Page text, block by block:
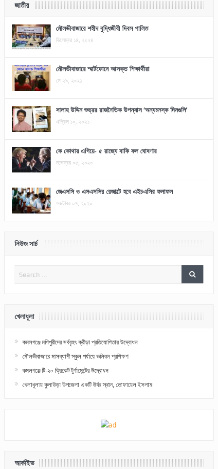
জাতীয়
মৌলভীবাজারে শহীদ বুদ্ধিজীবী দিবস পালিত
ডিসেম্বর ১৪, ২০২৪
মৌলভীবাজারে স্মার্টফোনে আসক্ত শিক্ষার্থীরা
মে ২৯, ২০২১
সালাহ উদ্দিন শুভ্রর রাজনৈতিক উপন্যাস ‘অন্যমনস্ক দিনগুলি’
এপ্রিল ১০, ২০২১
কে কোথায় এগিয়ে- ৫ রাজ্যে বাকি ফল ঘোষণার
নভেম্বর ০৫, ২০২০
জেএসসি ও এসএসসির রেজাল্টে হবে এইচএসির ফলাফল
অক্টোবর ০৭, ২০২০
নিউজ সার্চ
খেলাধূলা
কমলগঞ্জে মণিপুরীদের সর্ববৃহৎ ক্রীড়া প্রতিযোগিতার উদ্বোধন
মৌলভীবাজারে মাসব্যাপী স্কুল পর্যায়ে ভলিবল প্রশিক্ষণ
কমলগঞ্জে টি-২০ ক্রিকেট টুর্ণামেন্টের উদ্বোধন
খেলাধূলায় কুলাউড়া উপজেলা একটি উর্বর স্থান, তোফায়েল ইসলাম
আর্কাইভ